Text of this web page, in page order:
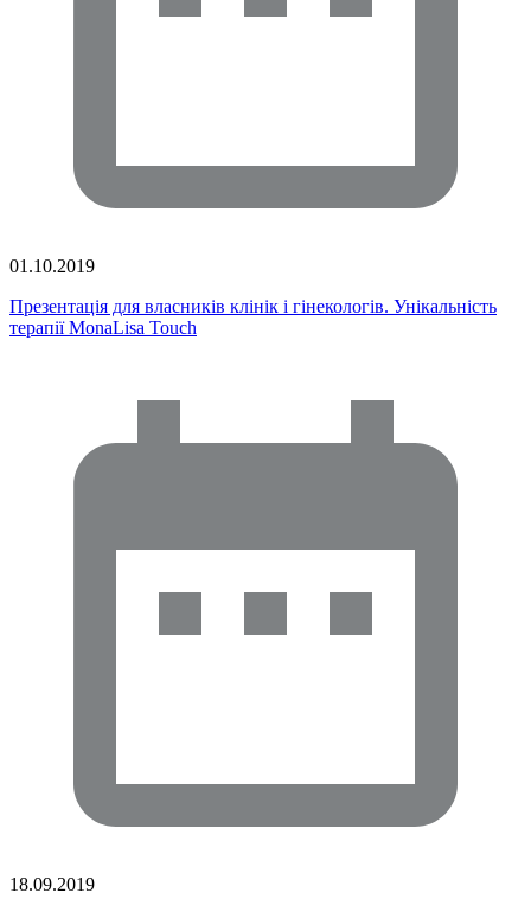
01.10.2019
Презентація для власників клінік і гінекологів. Унікальність
терапії MonaLisa Touch
18.09.2019